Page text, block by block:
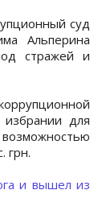
суд
Альперина
стражей и
избрании для
грн.
и вышел из